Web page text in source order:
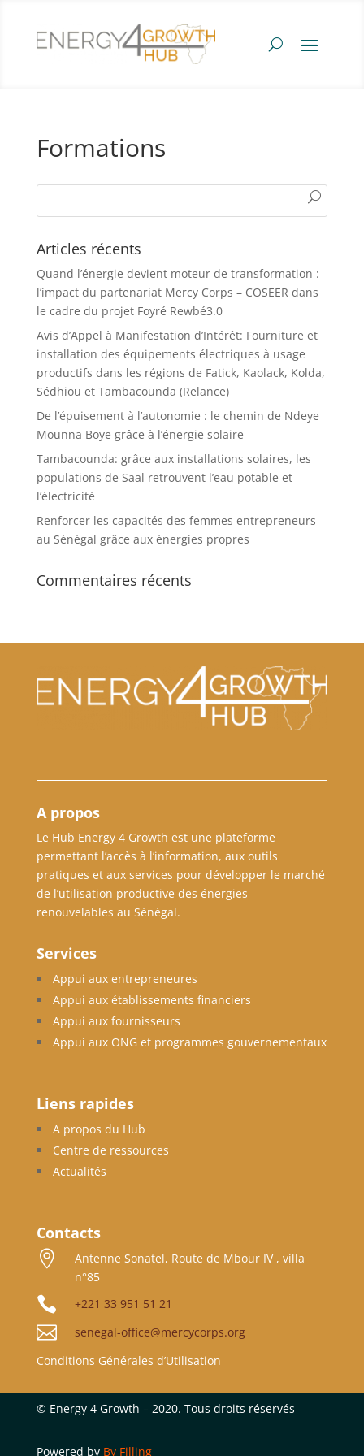
Formations
Articles récents
Quand l’énergie devient moteur de transformation :
l’impact du partenariat Mercy Corps – COSEER dans
le cadre du projet Foyré Rewbé3.0
Avis d’Appel à Manifestation d’Intérêt: Fourniture et
installation des équipements électriques à usage
productifs dans les régions de Fatick, Kaolack, Kolda,
Sédhiou et Tambacounda (Relance)
De l’épuisement à l’autonomie : le chemin de Ndeye
Mounna Boye grâce à l’énergie solaire
Tambacounda: grâce aux installations solaires, les
populations de Saal retrouvent l’eau potable et
l’électricité
Renforcer les capacités des femmes entrepreneurs
au Sénégal grâce aux énergies propres
Commentaires récents
A propos
Le Hub Energy 4 Growth est une plateforme
permettant l’accès à l’information, aux outils
pratiques et aux services pour développer le marché
de l’utilisation productive des énergies
renouvelables au Sénégal.
Services
Appui aux entrepreneures
Appui aux établissements financiers
Appui aux fournisseurs
Appui aux ONG et programmes gouvernementaux
Liens rapides
A propos du Hub
Centre de ressources
Actualités
Contacts

Antenne Sonatel, Route de Mbour IV , villa
n°85
 +221 33 951 51 21

senegal-office@mercycorps.org
Conditions Générales d’Utilisation
© Energy 4 Growth – 2020. Tous droits réservés
Powered by By Filling